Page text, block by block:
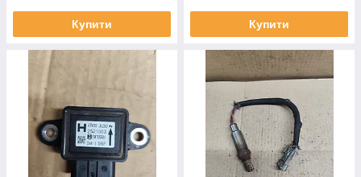
Купити Купити